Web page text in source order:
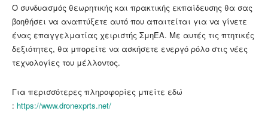
Ο συνδυασμός θεωρητικής και πρακτικής εκπαίδευσης θα σας
βοηθήσει να αναπτύξετε αυτό που απαιτείται για να γίνετε
ένας επαγγελματίας χειριστής ΣμηΕΑ. Με αυτές τις πτητικές
δεξιότητες, θα μπορείτε να ασκήσετε ενεργό ρόλο στις νέες
τεχνολογίες του μέλλοντος.
Για περισσότερες πληροφορίες μπείτε εδώ
: https://www.dronexprts.net/